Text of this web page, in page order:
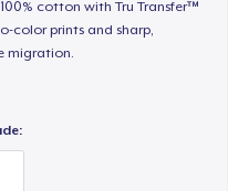
cotton with Tru Transfer™
color prints and sharp,
migration.
Tee